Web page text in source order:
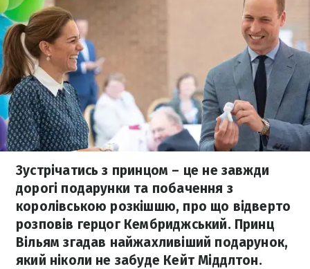
Зустрічатись з принцом – це не завжди
дорогі подарунки та побачення з
королівською розкішшю, про що відверто
розповів герцог Кембриджський. Принц
Вільям згадав найжахливіший подарунок,
який ніколи не забуде Кейт Міддлтон.